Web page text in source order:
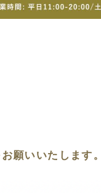
願いいたします。